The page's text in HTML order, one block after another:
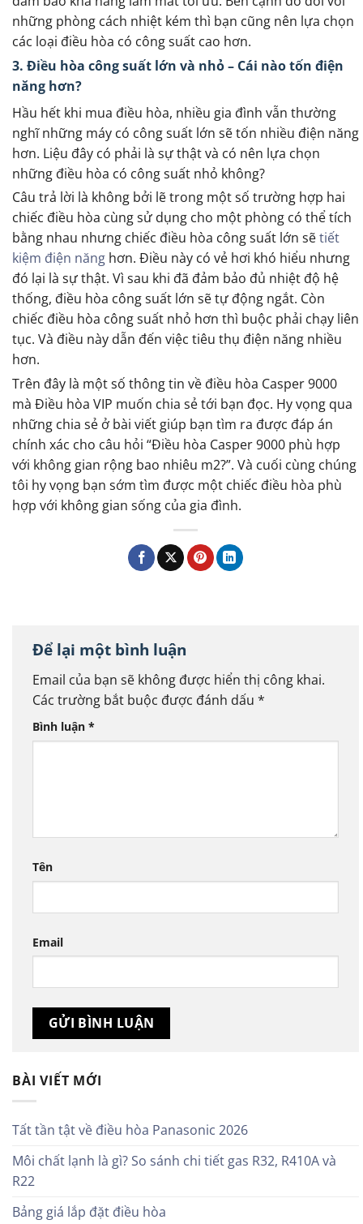
BÀI VIẾT MỚI
Tất tần tật về điều hòa Panasonic 2026
Môi chất lạnh là gì? So sánh chi tiết gas R32, R410A và
R22
Bảng giá lắp đặt điều hòa
những phòng cách nhiệt kém thì bạn cũng nên lựa chọn
các loại điều hòa có công suất cao hơn.
3. Điều hòa công suất lớn và nhỏ – Cái nào tốn điện
năng hơn?
Hầu hết khi mua điều hòa, nhiều gia đình vẫn thường
nghĩ những máy có công suất lớn sẽ tốn nhiều điện năng
hơn. Liệu đây có phải là sự thật và có nên lựa chọn
những điều hòa có công suất nhỏ không?
Câu trả lời là không bởi lẽ trong một số trường hợp hai
chiếc điều hòa cùng sử dụng cho một phòng có thể tích
bằng nhau nhưng chiếc điều hòa công suất lớn sẽtiết
kiệm điện năng hơn. Điều này có vẻ hơi khó hiểu nhưng
đó lại là sự thật. Vì sau khi đã đảm bảo đủ nhiệt độ hệ
thống, điều hòa công suất lớn sẽ tự động ngắt. Còn
chiếc điều hòa công suất nhỏ hơn thì buộc phải chạy liên
tục. Và điều này dẫn đến việc tiêu thụ điện năng nhiều
hơn.
Trên đây là một số thông tin về điều hòa Casper 9000
mà Điều hòa VIP muốn chia sẻ tới bạn đọc. Hy vọng qua
những chia sẻ ở bài viết giúp bạn tìm ra được đáp án
chính xác cho câu hỏi “Điều hòa Casper 9000 phù hợp
với không gian rộng bao nhiêu m2?”. Và cuối cùng chúng
tôi hy vọng bạn sớm tìm được một chiếc điều hòa phù
hợp với không gian sống của gia đình.
Để lại một bình luận
Email của bạn sẽ không được hiển thị công khai.
Các trường bắt buộc được đánh dấu *
Bình luận *
Tên
Email